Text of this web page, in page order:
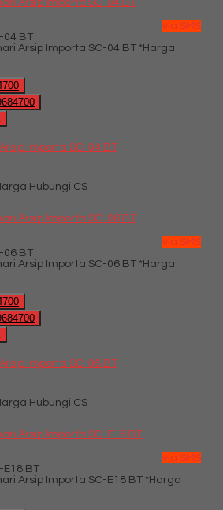
via SMS
04 BT
*Harga
Importa SC-04 BT
Hubungi CS
via SMS
06 BT
*Harga
Importa SC-06 BT
Hubungi CS
via SMS
E18 BT
*Harga